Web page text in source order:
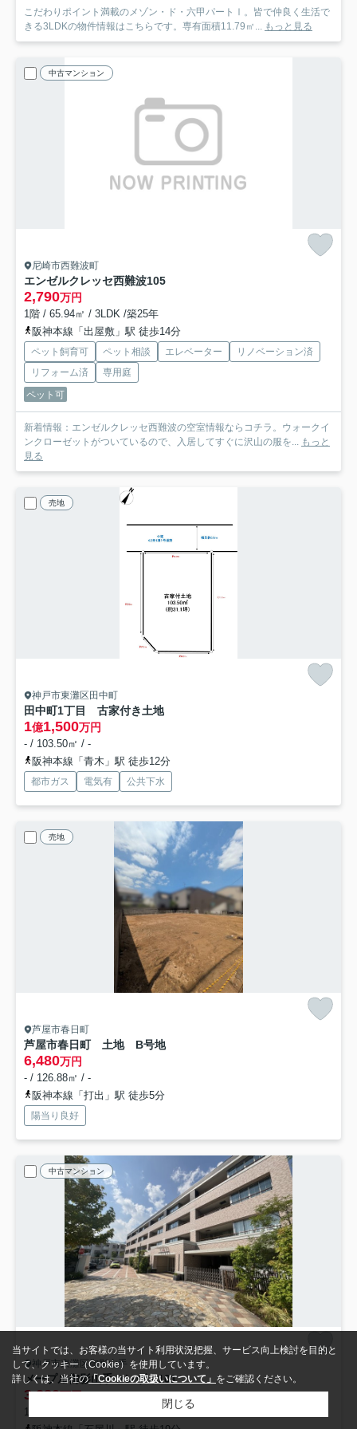
こだわりポイント満載のメゾン・ド・六甲パートⅠ。皆で仲良く生活で
きる3LDKの物件情報はこちらです。専有面積11.79㎡...
もっと見る
中古マンション
尼崎市西難波町
エンゼルクレッセ西難波105
2,790万円
1階 / 65.94㎡ / 3LDK /築25年
阪神本線「出屋敷」駅 徒歩14分
ペット飼育可 ペット相談 エレベーター
リノベーション済
リフォーム済
専用庭
ペット可
新着情報：エンゼルクレッセ西難波の空室情報ならコチラ。ウォークイ
ンクローゼットがついているので、入居してすぐに沢山の服を... もっと
見る
売地
神戸市東灘区田中町
田中町1丁目 古家付き土地
1億1,500万円
- / 103.50㎡ / -
阪神本線「青木」駅 徒歩12分
都市ガス 電気有 公共下水
売地
芦屋市春日町
芦屋市春日町 土地 B号地
6,480万円
- / 126.88㎡ / -
阪神本線「打出」駅 徒歩5分
陽当り良好
中古マンション
神戸市東灘区御影山手
メープル御影山手セレヴィ101
3,280万円
1階 / 53.62㎡ / 1LDK /築13年
当サイトでは、お客様の当サイト利用状況把握、サービス向上検討を目的と
して、クッキー（Cookie）を使用しています。
詳しくは、当社の「Cookieの取扱いについて」 をご確認ください。
閉じる